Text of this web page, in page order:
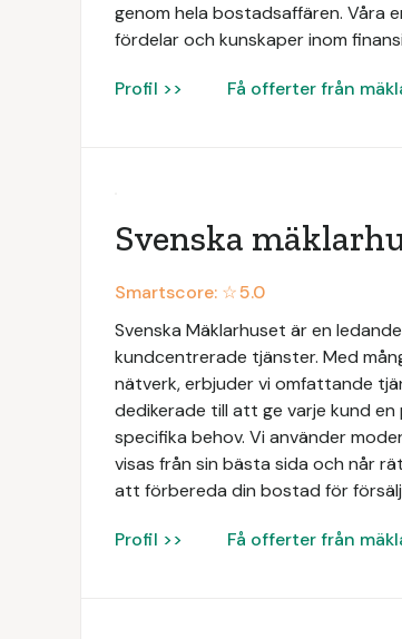
genom hela bostadsaffären. Våra
fördelar och kunskaper inom
Profil >> Få offerter från
Svenska
Smartscore: ☆5.0
Svenska Mäklarhuset är en
kundcentrerade tjänster. Med
nätverk, erbjuder vi omfattande
dedikerade till att ge varje kund
specifika behov. Vi använder
visas från sin bästa sida och når
att förbereda din bostad för
Profil >> Få offerter från